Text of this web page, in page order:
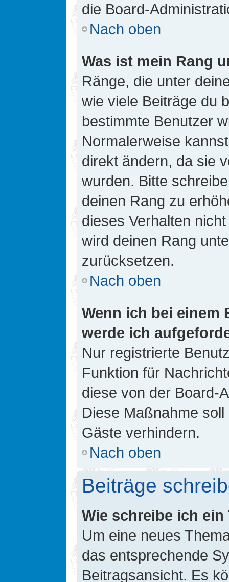
die Board-
Nach oben
Was ist mein Rang
Ränge, die unter
wie viele Beiträge du
bestimmte Benutzer
Normalerweise
direkt ändern, da sie
wurden. Bitte
deinen Rang zu
dieses Verhalten
wird deinen Rang
zurücksetzen.
Nach oben
Wenn ich bei einem
werde ich
Nur registrierte
Funktion für
diese von der Board-
Diese Maßnahme
Gäste verhindern.
Nach oben
Beiträge
Wie schreibe ich ein
Um eine neues
das entsprechende
Beitragsansicht. Es